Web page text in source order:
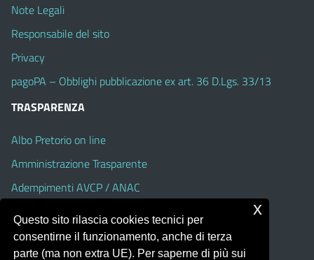
Note Legali
Responsabile del sito
Privacy
pagoPA – Obblighi pubblicazione ex art. 36 D.Lgs. 33/13
TRASPARENZA
Albo Pretorio on line
Amministrazione Trasparente
Adempimenti AVCP / ANAC
Dichiarazione di accessibilità
Questo sito rilascia cookies tecnici per
consentirne il funzionamento, anche di terza
parte (ma non extra UE). Per saperne di più sui
x